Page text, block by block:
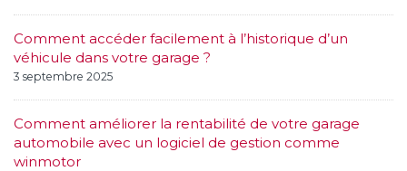
Comment accéder facilement à l’historique d’un
véhicule dans votre garage ?
3 septembre 2025
Comment améliorer la rentabilité de votre garage
automobile avec un logiciel de gestion comme
winmotor